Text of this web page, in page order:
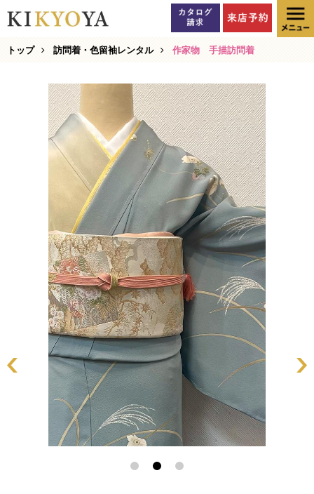
トップ 訪問着・色留袖レンタル 作家物 手描訪問着